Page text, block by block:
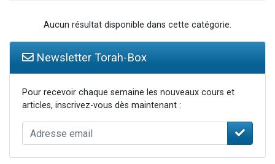
Aucun résultat disponible dans cette catégorie.
Newsletter Torah-Box
Pour recevoir chaque semaine les nouveaux cours et
articles, inscrivez-vous dès maintenant :